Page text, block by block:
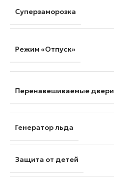
Суперзаморозка
Режим «Отпуск»
Перенавешиваемые двери
Генератор льда
Защита от детей